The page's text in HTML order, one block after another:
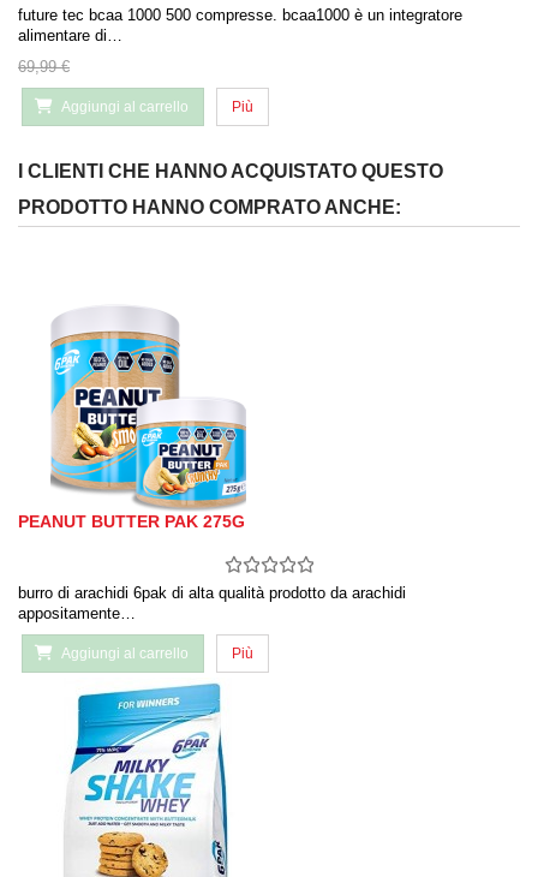
future tec bcaa 1000 500 compresse. bcaa1000 è un integratore
alimentare di…
69,99 €
Aggiungi al carrello Più
I CLIENTI CHE HANNO ACQUISTATO QUESTO
PRODOTTO HANNO COMPRATO ANCHE:
PEANUT BUTTER PAK 275G
burro di arachidi 6pak di alta qualità prodotto da arachidi
appositamente…
Aggiungi al carrello Più